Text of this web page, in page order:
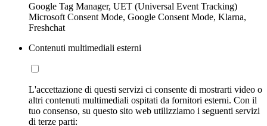
Google Tag Manager, UET (Universal Event Tracking)
Microsoft Consent Mode, Google Consent Mode, Klarna,
Freshchat
Contenuti multimediali esterni
L'accettazione di questi servizi ci consente di mostrarti video o
altri contenuti multimediali ospitati da fornitori esterni. Con il
tuo consenso, su questo sito web utilizziamo i seguenti servizi
di terze parti: